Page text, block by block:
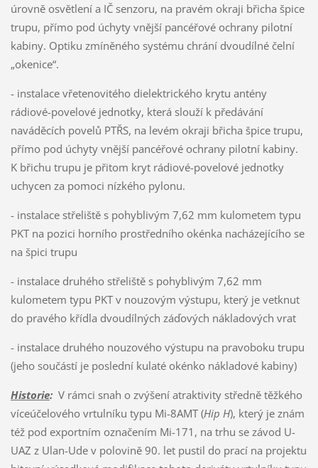
úrovně osvětlení a IČ senzoru, na pravém okraji břicha špice
trupu, přímo pod úchyty vnější pancéřové ochrany pilotní
kabiny. Optiku zmíněného systému chrání dvoudílné čelní
„okenice“.
- instalace vřetenovitého dielektrického krytu antény
rádiové-povelové jednotky, která slouží k předávání
naváděcích povelů PTŘS, na levém okraji břicha špice trupu,
přímo pod úchyty vnější pancéřové ochrany pilotní kabiny.
K břichu trupu je přitom kryt rádiové-povelové jednotky
uchycen za pomoci nízkého pylonu.
- instalace střeliště s pohyblivým 7,62 mm kulometem typu
PKT na pozici horního prostředního okénka nacházejícího se
na špici trupu
- instalace druhého střeliště s pohyblivým 7,62 mm
kulometem typu PKT v nouzovým výstupu, který je vetknut
do pravého křídla dvoudílných záďových nákladových vrat
- instalace druhého nouzového výstupu na pravoboku trupu
(jeho součástí je poslední kulaté okénko nákladové kabiny)
Historie:V rámci snah o zvýšení atraktivity středně těžkého
víceúčelového vrtulníku typu Mi-8AMT (Hip H), který je znám
též pod exportním označením Mi-171, na trhu se závod U-
UAZ z Ulan-Ude v polovině 90. let pustil do prací na projektu